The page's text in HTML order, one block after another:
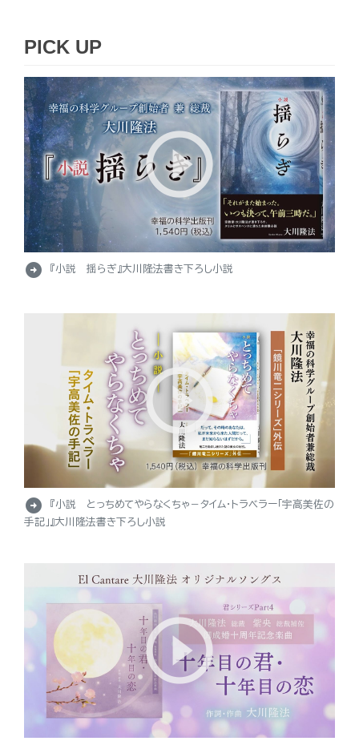
PICK UP
arrow_circle_right 『小説 揺らぎ』大川隆法書き下ろし小説
arrow_circle_right
『小説 とっちめてやらなくちゃ－タイム・トラベラー「宇高美佐の
手記」』大川隆法書き下ろし小説